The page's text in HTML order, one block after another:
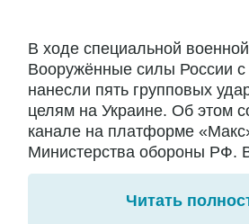
В ходе специальной
Вооружённые силы России
нанесли пять групповых
целям на Украине. Об этом
канале на платформе
Министерства обороны РФ.
Читать